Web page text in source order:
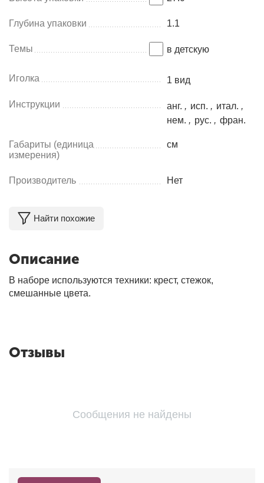
Глубина упаковки 1.1
Темы в детскую
Иголка 1 вид
Инструкции анг. , исп. , итал. ,
нем. , рус. , фран.
Габариты (единица
измерения)
см
Производитель Нет
Найти похожие
Описание
В наборе используются техники: крест, стежок,
смешанные цвета.
Отзывы
Сообщения не найдены